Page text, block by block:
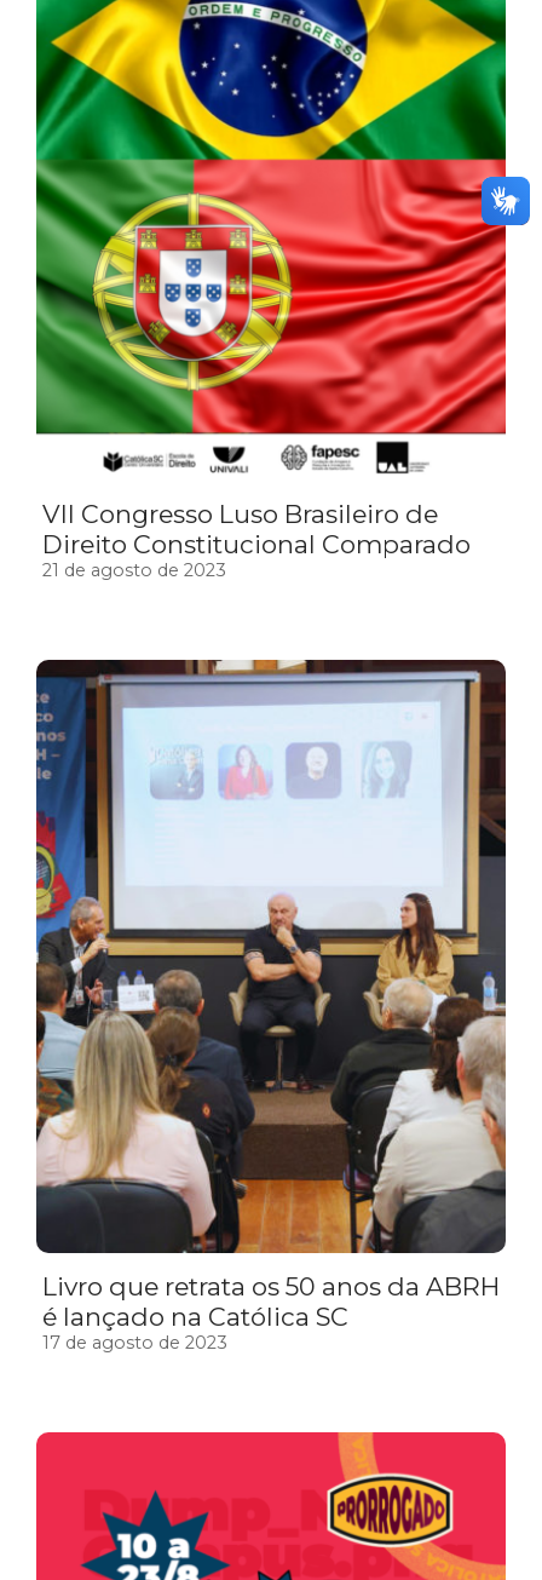
VII Congresso Luso Brasileiro de
Direito Constitucional Comparado
21 de agosto de 2023
Livro que retrata os 50 anos da ABRH
é lançado na Católica SC
17 de agosto de 2023